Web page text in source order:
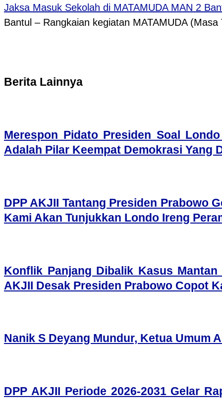
Jaksa Masuk Sekolah di MATAMUDA MAN 2
Bantul – Rangkaian kegiatan MATAMUDA
Berita Lainnya
Merespon Pidato Presiden Soal
Adalah Pilar Keempat Demokrasi Yang
DPP AKJII Tantang Presiden Prabowo
Kami Akan Tunjukkan Londo Ireng
Konflik Panjang Dibalik Kasus
AKJII Desak Presiden Prabowo Copot
Nanik S Deyang Mundur, Ketua Umum
DPP AKJII Periode 2026-2031 Gelar